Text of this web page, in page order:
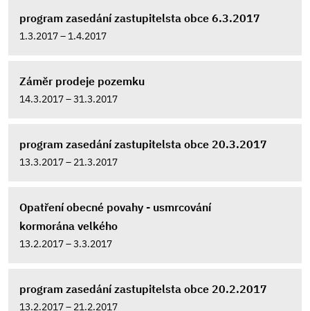
program zasedání zastupitelsta obce 6.3.2017
1.3.2017 – 1.4.2017
Záměr prodeje pozemku
14.3.2017 – 31.3.2017
program zasedání zastupitelsta obce 20.3.2017
13.3.2017 – 21.3.2017
Opatření obecné povahy - usmrcování
kormorána velkého
13.2.2017 – 3.3.2017
program zasedání zastupitelsta obce 20.2.2017
13.2.2017 – 21.2.2017